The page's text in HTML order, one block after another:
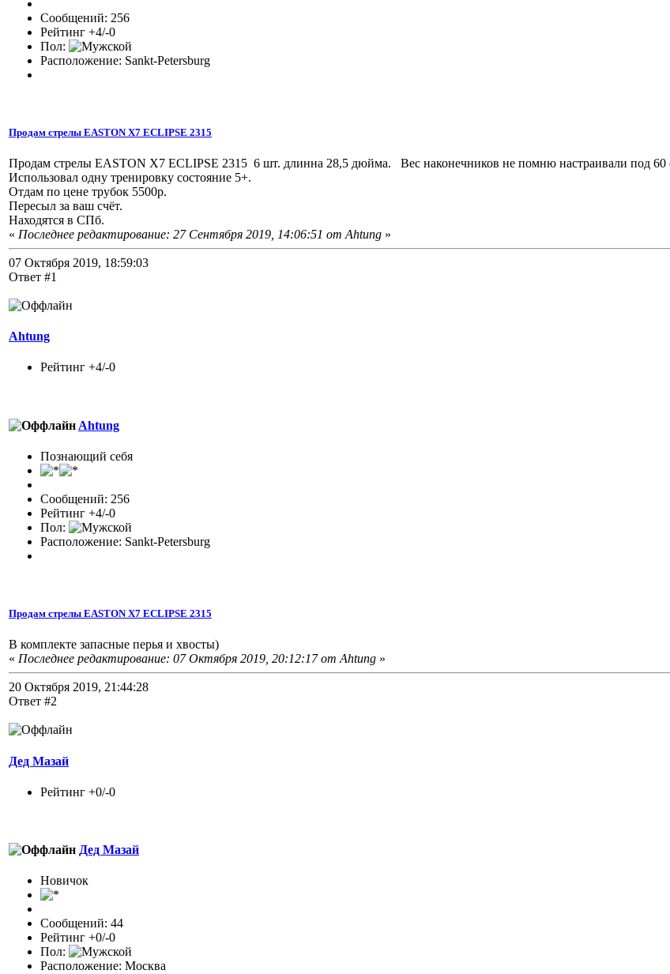
Сообщений: 256
Рейтинг +4/-0
Пол:
Расположение: Sankt-Petersburg
Продам стрелы EASTON X7 ECLIPSE 2315
Продам стрелы EASTON X7 ECLIPSE 2315 6 шт. длинна 28,5 дюйма. Вес наконечников не помню настраивали под 60
Использовал одну тренировку состояние 5+.
Отдам по цене трубок 5500р.
Пересыл за ваш счёт.
Находятся в СПб.
« Последнее редактирование: 27 Сентября 2019, 14:06:51 от Ahtung »
07 Октября 2019, 18:59:03
Ответ #1
Ahtung
Рейтинг +4/-0
Ahtung
Познающий себя
Сообщений: 256
Рейтинг +4/-0
Пол:
Расположение: Sankt-Petersburg
Продам стрелы EASTON X7 ECLIPSE 2315
В комплекте запасные перья и хвосты)
« Последнее редактирование: 07 Октября 2019, 20:12:17 от Ahtung »
20 Октября 2019, 21:44:28
Ответ #2
Дед Мазай
Рейтинг +0/-0
Дед Мазай
Новичок
Сообщений: 44
Рейтинг +0/-0
Пол:
Расположение: Москва